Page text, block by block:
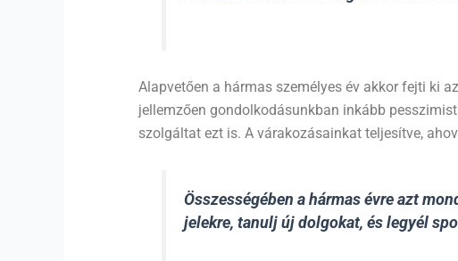
Alapvetően a hármas személyes év akkor fejti ki
jellemzően gondolkodásunkban inkább
szolgáltat ezt is. A várakozásainkat teljesítve,
Összességében a hármas évre azt
jelekre, tanulj új dolgokat, és legyél